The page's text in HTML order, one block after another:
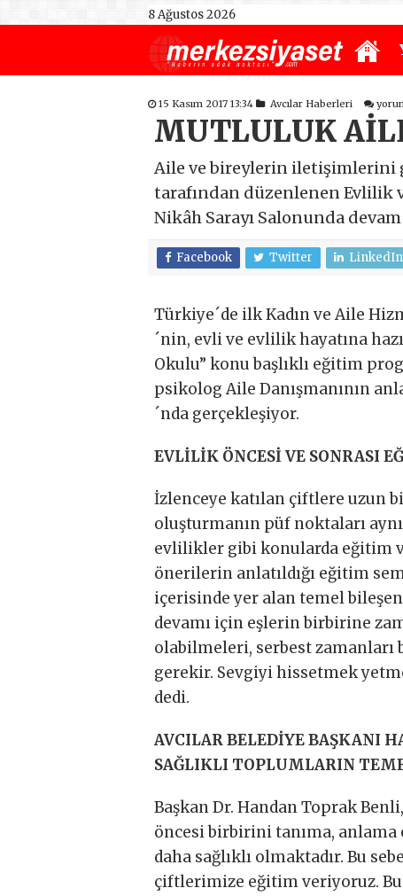
8 Ağustos 2026
15 Kasım 2017 13:34 Avcılar Haberleri
MUTLULUK
Aile ve bireylerin iletişimlerini
tarafından düzenlenen Evlilik
Nikâh Sarayı Salonunda
Facebook Twitter LinkedIn
Türkiye´de ilk Kadın ve Aile
´nin, evli ve evlilik hayatına
Okulu” konu başlıklı eğitim
psikolog Aile Danışmanının
´nda gerçekleşiyor.
EVLİLİK ÖNCESİ VE SONRASI
İzlenceye katılan çiftlere uzun
oluşturmanın püf noktaları
evlilikler gibi konularda eğitim
önerilerin anlatıldığı eğitim
içerisinde yer alan temel
devamı için eşlerin birbirine
olabilmeleri, serbest
gerekir. Sevgiyi hissetmek
dedi.
AVCILAR BELEDİYE BAŞKANI
SAĞLIKLI TOPLUMLARIN
Başkan Dr. Handan Toprak
öncesi birbirini tanıma,
daha sağlıklı olmaktadır. Bu
çiftlerimize eğitim veriyoruz.